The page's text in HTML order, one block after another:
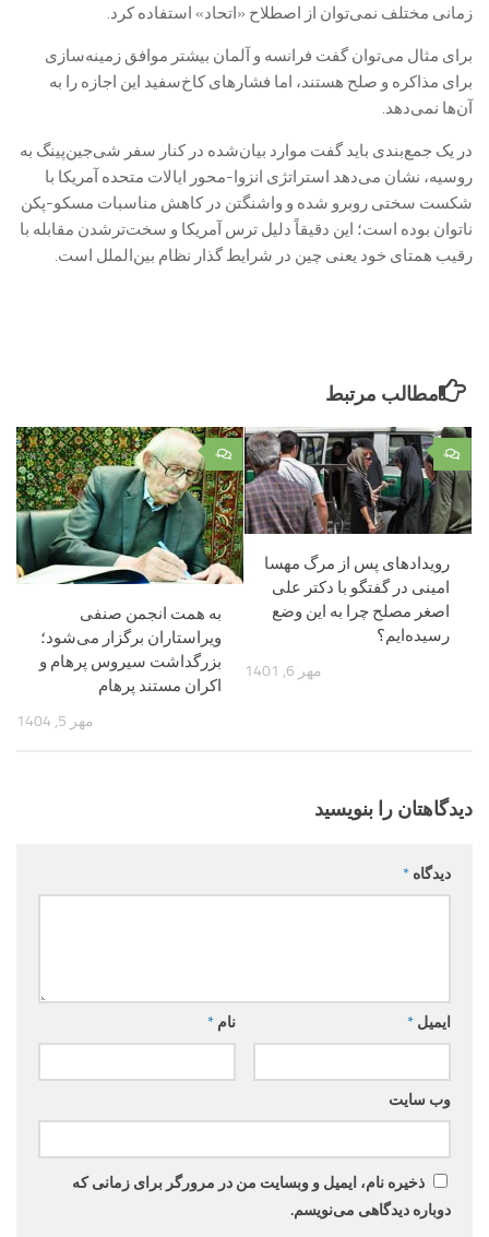
زمانی مختلف نمی‌توان از اصطلاح «اتحاد» استفاده کرد.
برای‌ مثال می‌توان گفت فرانسه و آلمان بیشتر موافق زمینه‌سازی
برای مذاکره و صلح هستند، اما فشارهای کاخ‌سفید این اجازه را به
آن‌ها نمی‌دهد.
در یک جمع‌بندی باید گفت موارد بیان‌شده در کنار سفر شی‌جین‌پینگ به
روسیه، نشان می‌دهد استراتژی انزوا-محور ایالات متحده آمریکا با
شکست سختی روبرو شده و واشنگتن در کاهش مناسبات مسکو-پکن
ناتوان بوده است؛ این دقیقاً دلیل ترس آمریکا و سخت‌ترشدن مقابله با
رقیب همتای خود یعنی چین در شرایط گذار نظام بین‌الملل است.
مطالب مرتبط
۰
به همت انجمن صنفی
ویراستاران برگزار می‌شود؛
بزرگداشت سیروس پرهام و
اکران مستند پرهام
مهر 5, 1404
۰
رویداد‌های پس از مرگ مهسا
امینی در گفتگو با دکتر علی
اصغر مصلح چرا به این وضع
رسیده‌ایم؟
مهر 6, 1401
دیدگاهتان را بنویسید
دیدگاه *
نام * ایمیل *
وب‌ سایت
ذخیره نام، ایمیل و وبسایت من در مرورگر برای زمانی که
دوباره دیدگاهی می‌نویسم.